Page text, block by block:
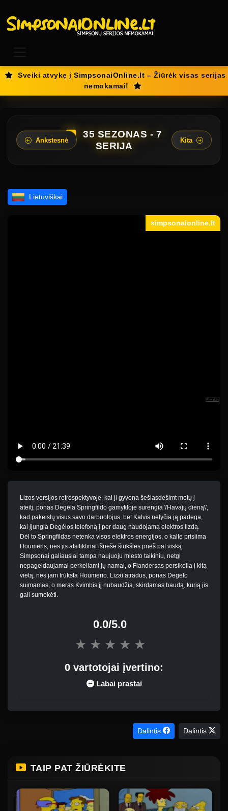
Sveiki atvykę įSimpsonaiOnline.lt – Žiūrėk visas serijas
nemokamai!
Ankstesnė
35 SEZONAS - 7
SERIJA
Kita
Lietuviškai
simpsonaionline.lt
Lizos versijos retrospektyvoje, kai ji gyvena šešiasdešimt metų į
ateitį, ponas Degėla Springfildo gamykloje surengia \'Havajų dieną\',
kad pakeistų visus savo darbuotojus, bet Kalvis netyčia ją padega,
kai įjungia Degėlos telefoną į per daug naudojamą elektros lizdą.
Dėl to Springfildas netenka visos elektros energijos, o kaltę prisiima
Houmeris, nes jis atsitiktinai išnešė šiukšles prieš pat viską.
Simpsonai galiausiai tampa naujuoju miesto taikiniu, netgi
nepageidaujamai perkeliami jų namai, o Flandersas persikelia į kitą
vietą, nes jam trūksta Houmerio. Lizai atradus, ponas Degėlo
suimamas, o meras Kvimbis jį nubaudžia, skirdamas baudą, kurią jis
gali sumokėti.
0.0/5.0
★ ★ ★ ★ ★
0 vartotojai įvertino:
Labai prastai
Dalintis Dalintis
TAIP PAT ŽIŪRĖKITE